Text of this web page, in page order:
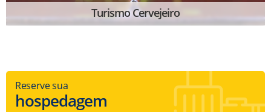
Turismo Cervejeiro
Reserve sua
hospedagem